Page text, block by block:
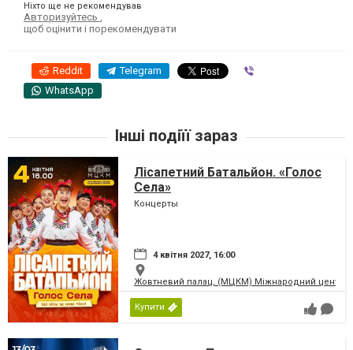
Ніхто ще не рекомендував
Авторизуйтесь ,
щоб оцінити і порекомендувати
Reddit Telegram
WhatsApp
Інші подіїї зараз
Лісапетний Батальйон. «Голос
Села»
Концерты
4 квітня 2027, 16:00
Жовтневий палац, (МЦКМ) Міжнародний центр
Купити